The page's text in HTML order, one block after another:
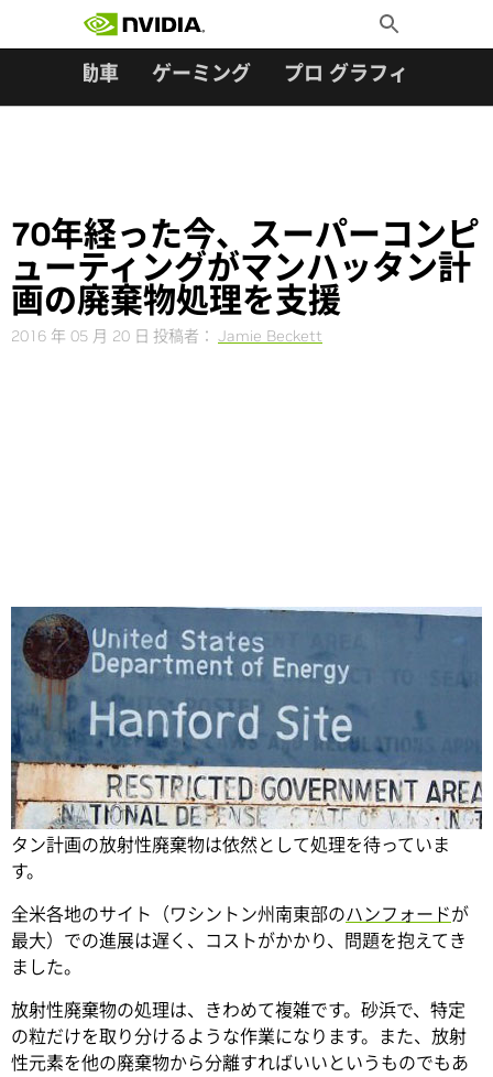
Toggle
Search
自動車 ゲーミング プロ グラフィックス
70年経った今、スーパーコンピ
ューティングがマンハッタン計
画の廃棄物処理を支援
2016 年 05 月 20 日 投稿者： Jamie Beckett
Share
第二次世界大戦の終戦から70年以上が過ぎた今、マンハッ
タン計画の放射性廃棄物は依然として処理を待っていま
す。
全米各地のサイト（ワシントン州南東部のハンフォードが
最大）での進展は遅く、コストがかかり、問題を抱えてき
ました。
放射性廃棄物の処理は、きわめて複雑です。砂浜で、特定
の粒だけを取り分けるような作業になります。また、放射
性元素を他の廃棄物から分離すればいいというものでもあ